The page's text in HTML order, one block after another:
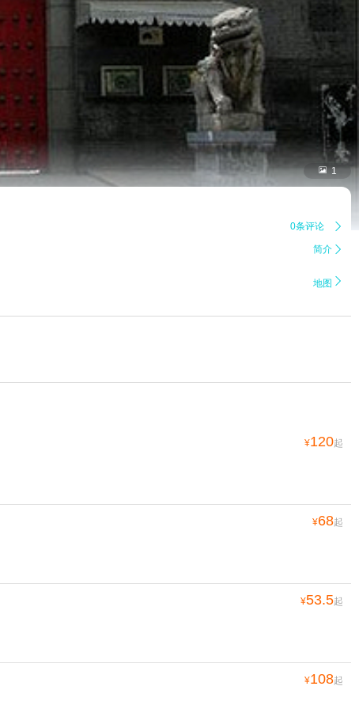
 1
0条评论 
简介 
地图 
¥120起
¥68起
¥53.5起
¥108起